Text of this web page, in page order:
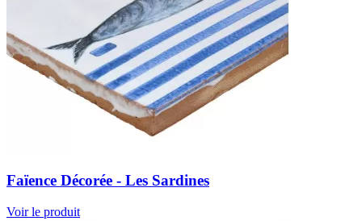
Faïence Décorée - Les Sardines
Voir le produit